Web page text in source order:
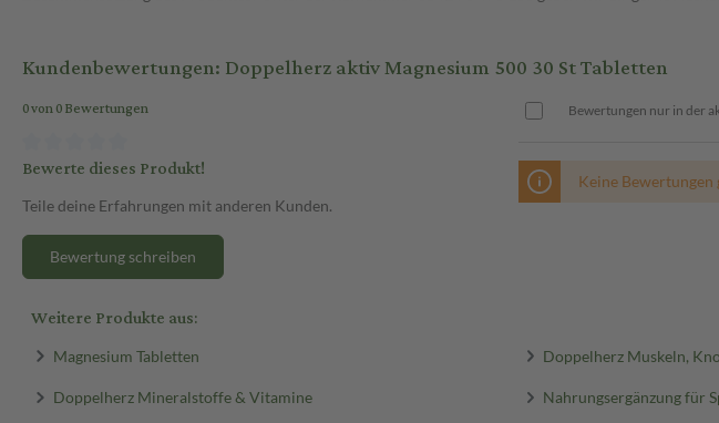
Kundenbewertungen: Doppelherz aktiv Magnesium 500 30 St Tabletten
0 von 0 Bewertungen
Bewerte dieses Produkt!
Teile deine Erfahrungen mit anderen Kunden.
Bewertung schreiben
Bewertungen nur in der
Keine Bewertungen
Weitere Produkte aus:
Magnesium Tabletten Doppelherz Muskeln,
Doppelherz Mineralstoffe & Vitamine Nahrungsergänzung für